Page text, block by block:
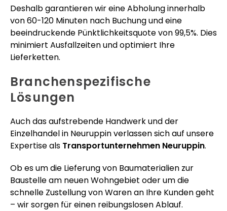
Deshalb garantieren wir eine Abholung innerhalb
von 60-120 Minuten nach Buchung und eine
beeindruckende Pünktlichkeitsquote von 99,5%. Dies
minimiert Ausfallzeiten und optimiert Ihre
Lieferketten.
Branchenspezifische
Lösungen
Auch das aufstrebende Handwerk und der
Einzelhandel in Neuruppin verlassen sich auf unsere
Expertise als Transportunternehmen Neuruppin.
Ob es um die Lieferung von Baumaterialien zur
Baustelle am neuen Wohngebiet oder um die
schnelle Zustellung von Waren an Ihre Kunden geht
– wir sorgen für einen reibungslosen Ablauf.